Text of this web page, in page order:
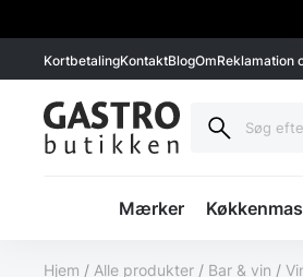
KortbetalingKontaktBlogOmReklamation
Mærker
Hjem / Alle produkter / Bar & vin /